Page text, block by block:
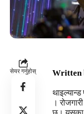
सेयर गर्नुहोस् Written
।